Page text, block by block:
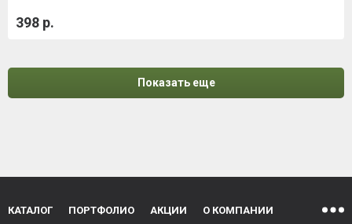
398 р.
Показать еще
КАТАЛОГ ПОРТФОЛИО АКЦИИ О КОМПАНИИ